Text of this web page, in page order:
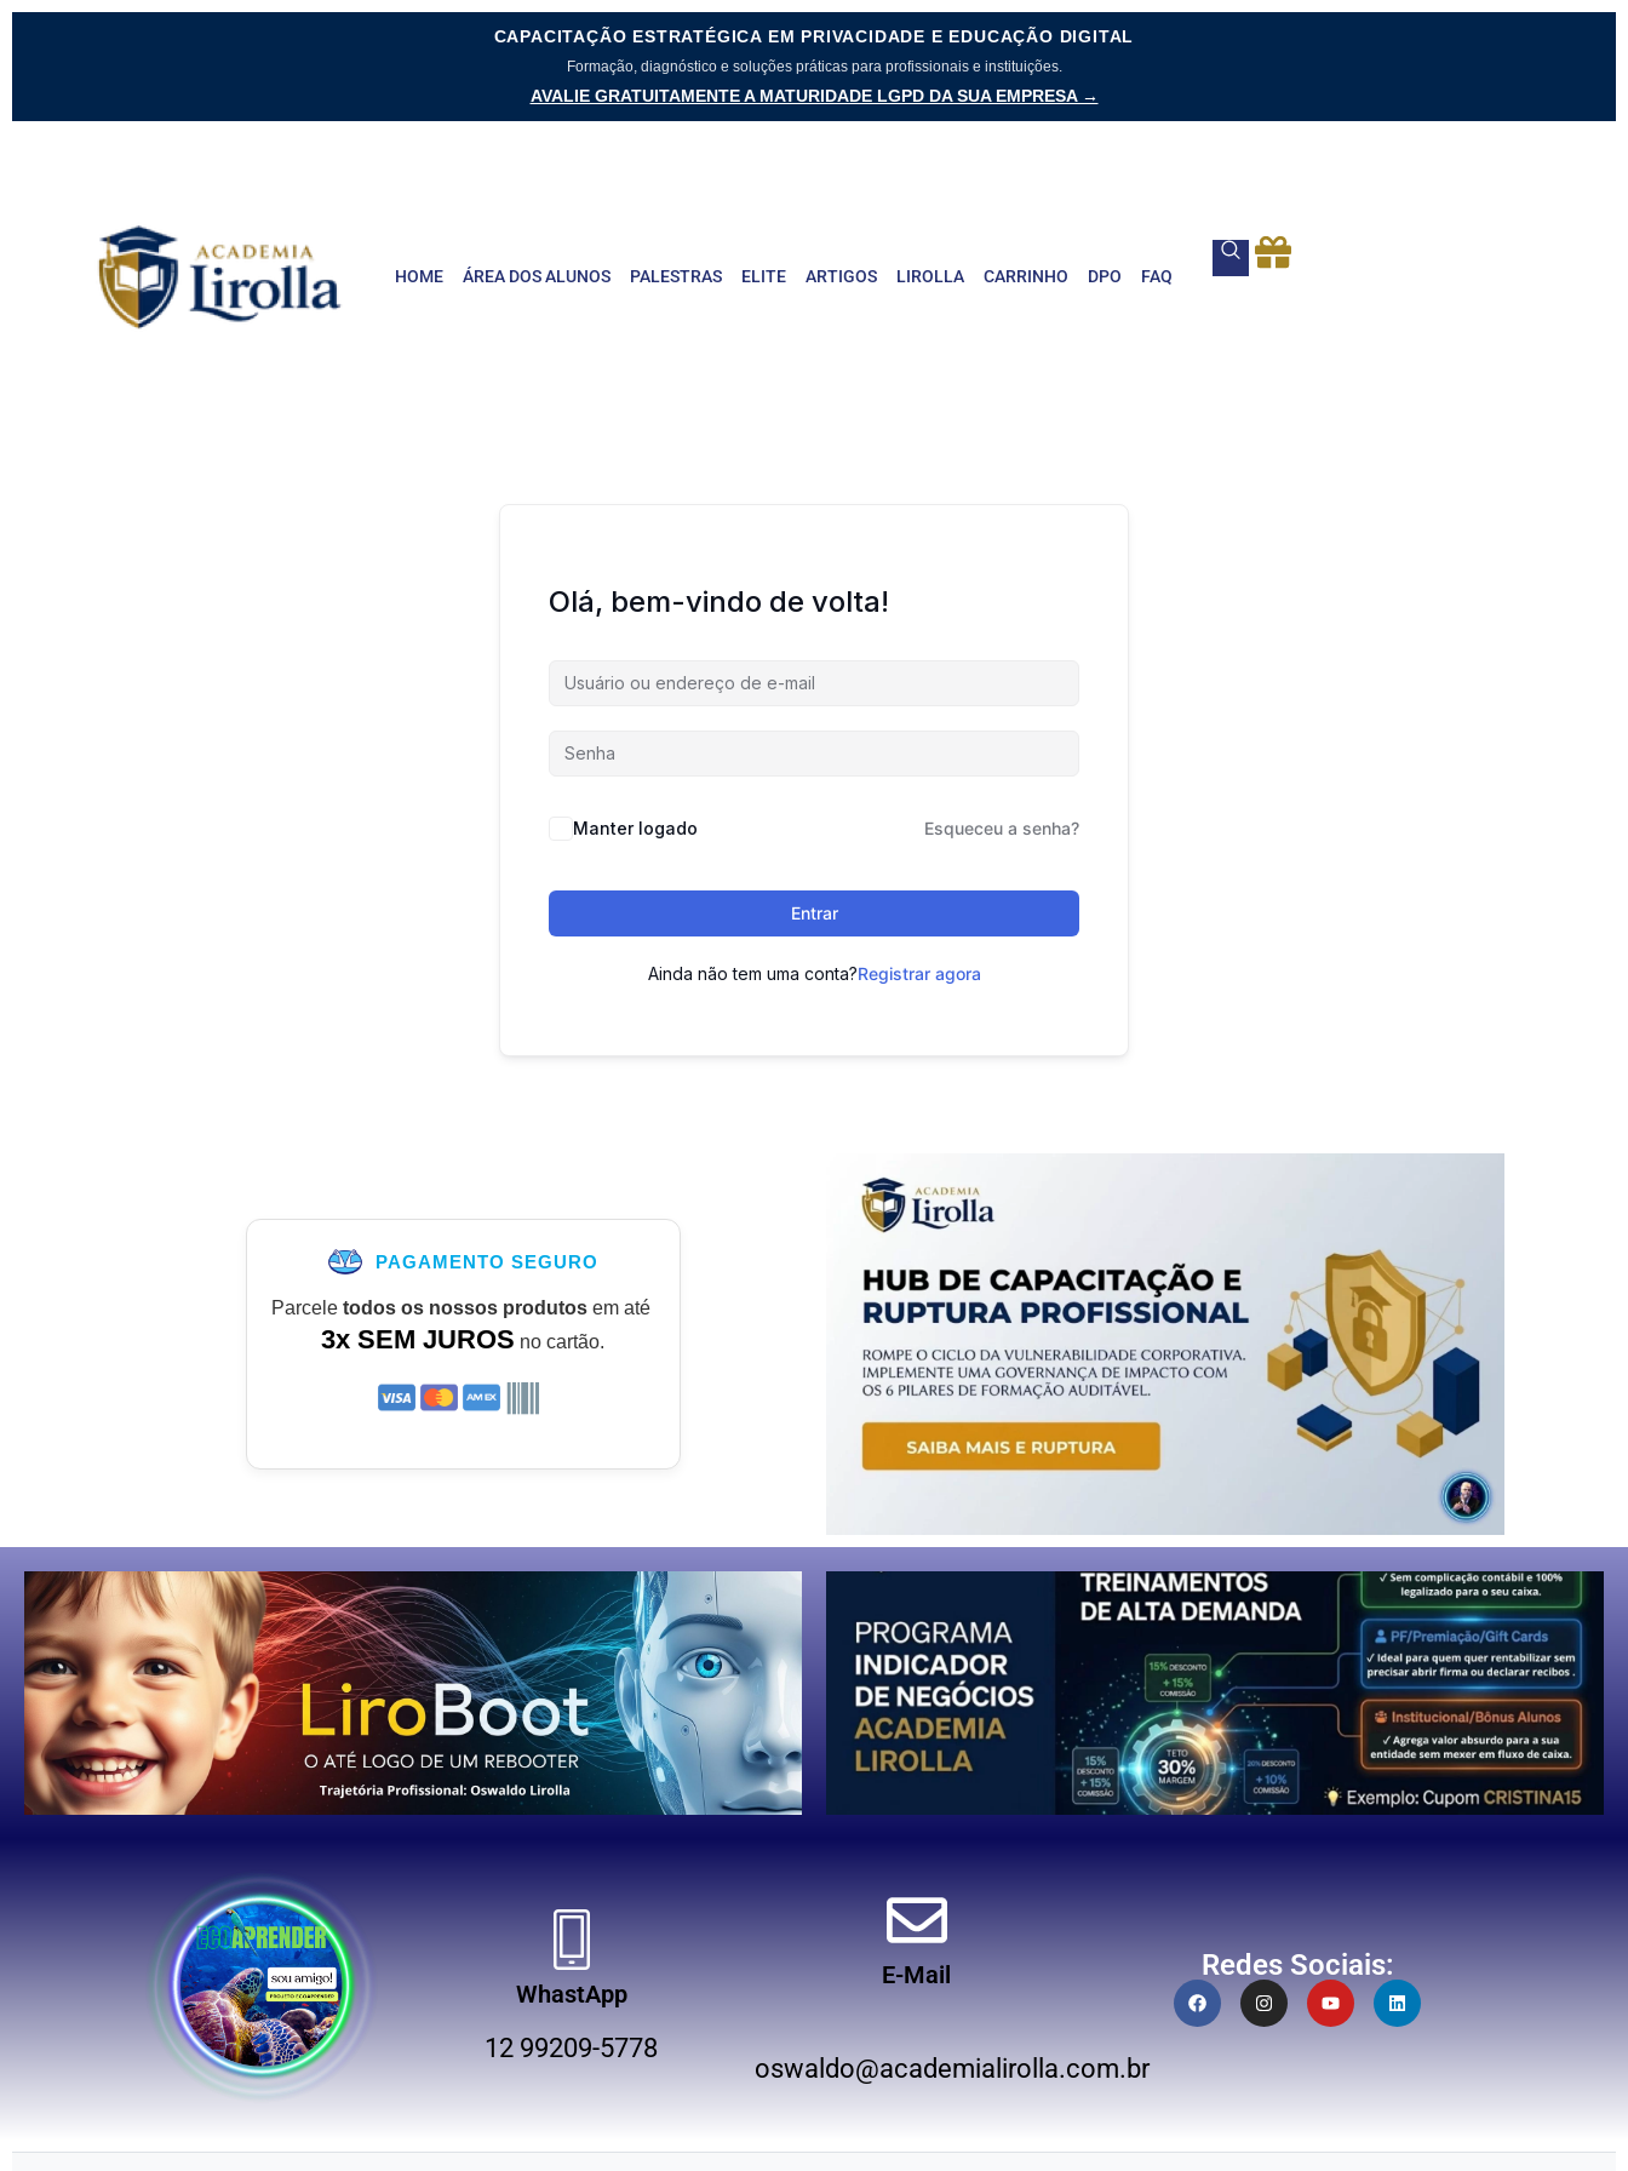
CAPACITAÇÃO ESTRATÉGICA EM PRIVACIDADE E EDUCAÇÃO DIGITAL
Formação, diagnóstico e soluções práticas para profissionais e instituições.
AVALIE GRATUITAMENTE A MATURIDADE LGPD DA SUA EMPRESA →
HOME ÁREA DOS ALUNOS PALESTRAS ELITE ARTIGOS LIROLLA CARRINHO DPO FAQ
Olá, bem-vindo de volta!
Manter logado Esqueceu a senha?
Entrar
Ainda não tem uma conta?Registrar agora
PAGAMENTO SEGURO
Parcele todos os nossos produtosem até
3x SEM JUROS no cartão.
WhastApp
12 99209-5778
E-Mail
oswaldo@academialirolla.com.br
Redes Sociais: